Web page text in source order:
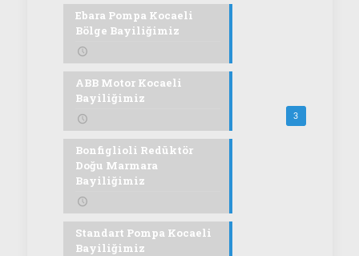
Ebara Pompa Kocaeli
Bölge Bayiliğimiz
3
ABB Motor Kocaeli
Bayiliğimiz
Bonfiglioli Redüktör
Doğu Marmara
Bayiliğimiz
Standart Pompa Kocaeli
Bayiliğimiz